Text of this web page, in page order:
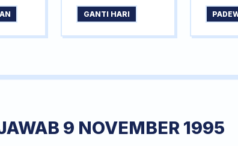
GANTI HARI
9 NOVEMBER 1995